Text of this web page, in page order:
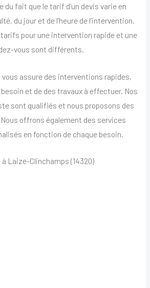
du fait que le tarif d’un devis varie en
du jour et de l’heure de l’intervention.
pour une intervention rapide et une
vous sont différents.
vous assure des interventions rapides,
et de des travaux à effectuer. Nos
sont qualifiés et nous proposons des
offrons également des services
en fonction de chaque besoin.
Laize-Clinchamps (14320)